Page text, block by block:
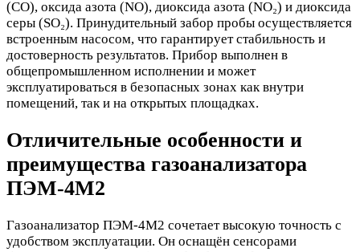
(CO), оксида азота (NO), диоксида азота (NO₂) и диоксида
серы (SO₂). Принудительный забор пробы осуществляется
встроенным насосом, что гарантирует стабильность и
достоверность результатов. Прибор выполнен в
общепромышленном исполнении и может
эксплуатироваться в безопасных зонах как внутри
помещений, так и на открытых площадках.
Отличительные особенности и
преимущества газоанализатора
ПЭМ-4М2
Газоанализатор ПЭМ-4М2 сочетает высокую точность с
удобством эксплуатации. Он оснащён сенсорами